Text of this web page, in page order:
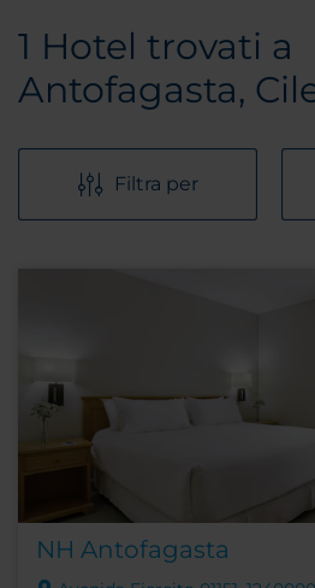
1 Hotel trovati a
Antofagasta,
Filtra per
NH Antofagasta